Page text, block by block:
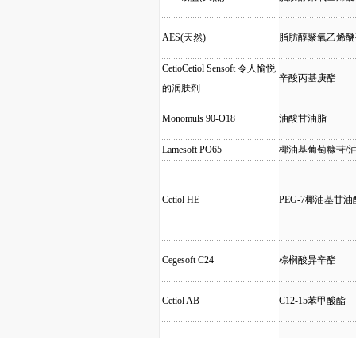
AES(天然) 脂肪醇聚氧乙烯
CetioCetiol Sensoft 令人愉悦
的润肤剂
辛酸丙基庚酯
Monomuls 90-O18 油酸甘油脂
Lamesoft PO65 椰油基葡萄糠苷/
Cetiol HE PEG-7椰油基甘油
Cegesoft C24 棕榈酸异辛酯
Cetiol AB C12-15苯甲酸酯